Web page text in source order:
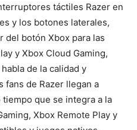
táctiles Razer en
y los botones laterales,
del botón Xbox para las
y Xbox Cloud Gaming,
de la calidad y
fans de Razer llegan a
que se integra a la
Xbox Remote Play y